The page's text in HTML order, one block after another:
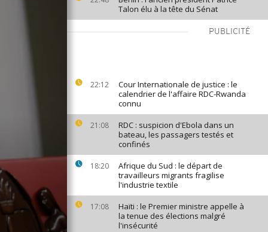
Talon élu à la tête du Sénat
PUBLICITÉ
22:12
Cour Internationale de justice : le
calendrier de l'affaire RDC-Rwanda
connu
21:08
RDC : suspicion d'Ebola dans un
bateau, les passagers testés et
confinés
18:20
Afrique du Sud : le départ de
travailleurs migrants fragilise
l'industrie textile
17:08
Haïti : le Premier ministre appelle à
la tenue des élections malgré
l'insécurité